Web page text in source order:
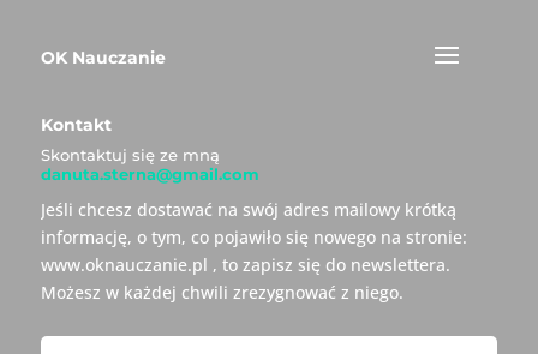
OK Nauczanie
Kontakt
Skontaktuj się ze mną
danuta.sterna@gmail.com
Jeśli chcesz dostawać na swój adres mailowy krótką
informację, o tym, co pojawiło się nowego na stronie:
www.oknauczanie.pl , to zapisz się do newslettera.
Możesz w każdej chwili zrezygnować z niego.